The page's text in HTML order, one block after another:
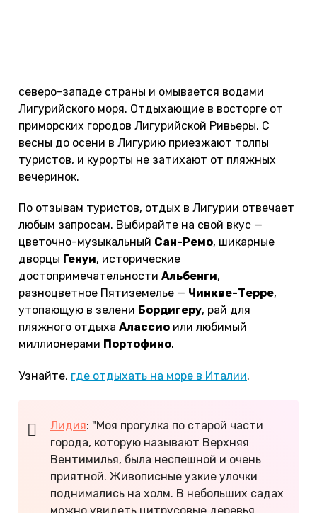
северо-западе страны и омывается водами
Лигурийского моря. Отдыхающие в восторге от
приморских городов Лигурийской Ривьеры. С
весны до осени в Лигурию приезжают толпы
туристов, и курорты не затихают от пляжных
вечеринок.
По отзывам туристов, отдых в Лигурии отвечает
любым запросам. Выбирайте на свой вкус —
цветочно-музыкальный Сан-Ремо, шикарные
дворцы Генуи, исторические
достопримечательности Альбенги,
разноцветное Пятиземелье — Чинкве-Терре,
утопающую в зелени Бордигеру, рай для
пляжного отдыха Алассио или любимый
миллионерами Портофино.
Узнайте, где отдыхать на море в Италии.
Лидия: "Моя прогулка по старой части
города, которую называют Верхняя
Вентимилья, была неспешной и очень
приятной. Живописные узкие улочки
поднимались на холм. В небольших садах